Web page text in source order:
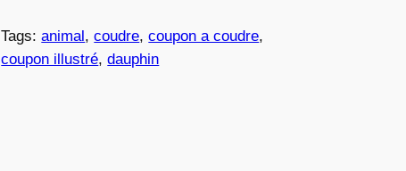
Tags:animal, coudre, coupon a coudre
coupon illustré, dauphin